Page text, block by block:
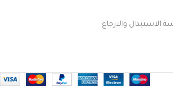
الاستبدال والارجاع